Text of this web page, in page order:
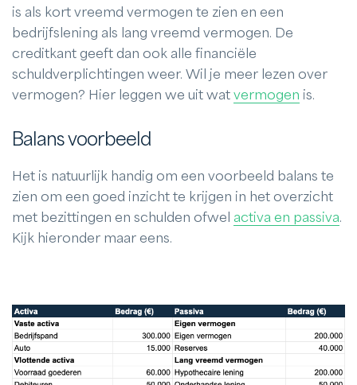
is als kort vreemd vermogen te zien en een
bedrijfslening als lang vreemd vermogen. De
creditkant geeft dan ook alle financiële
schuldverplichtingen weer. Wil je meer lezen over
vermogen? Hier leggen we uit wat vermogen is.
Balans voorbeeld
Het is natuurlijk handig om een voorbeeld balans te
zien om een goed inzicht te krijgen in het overzicht
met bezittingen en schulden ofwel activa en passiva.
Kijk hieronder maar eens.